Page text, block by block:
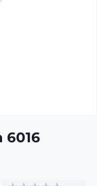
6016